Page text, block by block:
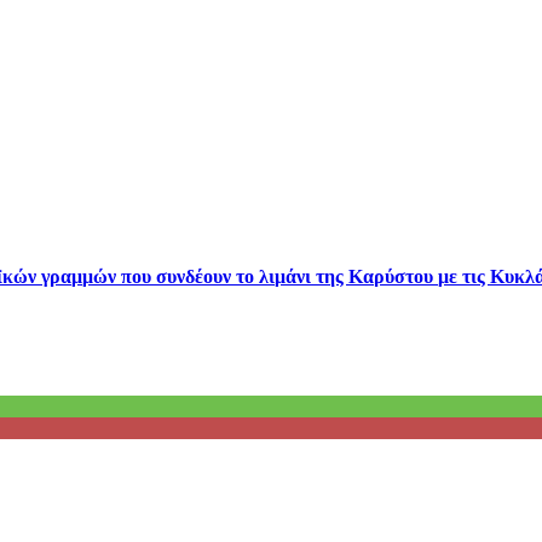
γραμμών που συνδέουν το λιμάνι της Καρύστου με τις